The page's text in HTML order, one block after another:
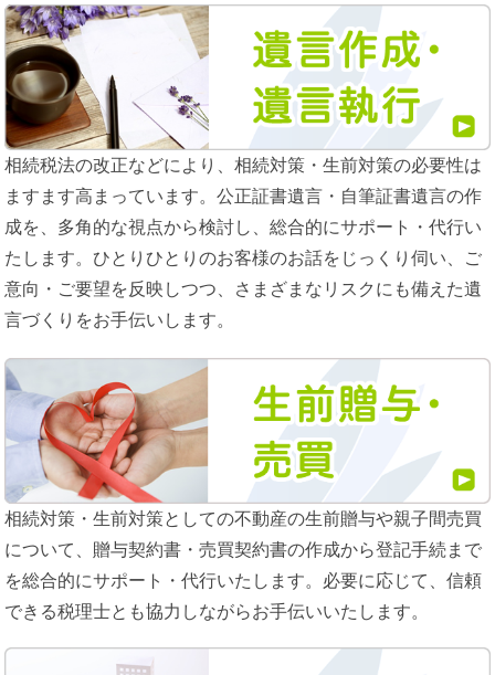
相続税法の改正などにより、相続対策・生前対策の必要性は
ますます高まっています。公正証書遺言・自筆証書遺言の作
成を、多角的な視点から検討し、総合的にサポート・代行い
たします。ひとりひとりのお客様のお話をじっくり伺い、ご
意向・ご要望を反映しつつ、さまざまなリスクにも備えた遺
言づくりをお手伝いします。
相続対策・生前対策としての不動産の生前贈与や親子間売買
について、贈与契約書・売買契約書の作成から登記手続まで
を総合的にサポート・代行いたします。必要に応じて、信頼
できる税理士とも協力しながらお手伝いいたします。